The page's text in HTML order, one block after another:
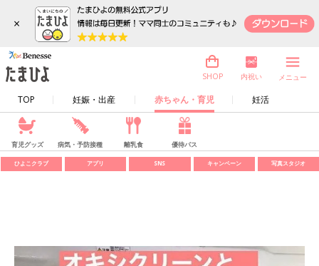
×
TOP 妊娠・出産 赤ちゃん・育児 妊活
SHOP 内祝い メニュー
育児グッズ 病気・予防接種 離乳食 優待パス
ひよこクラブ アプリ SNS キャンペーン 写真スタジオ